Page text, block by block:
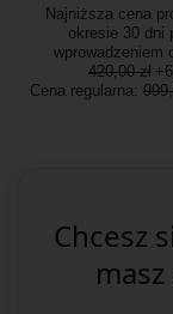
Najniższa cena
okresie 30 dni
wprowadzeniem
420,00 zł
Cena regularna:
Chcesz